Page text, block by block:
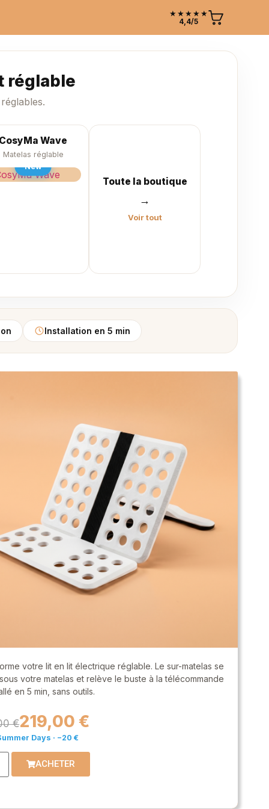
★★★★★
4,4/5
réglable
Wave
Matelas réglable
New
Toute la boutique
→
Voir tout
Installation en 5 min
votre lit en lit électrique réglable. Le sur-matelas se
votre matelas et relève le buste à la télécommande
en 5 min, sans outils.
€219,00 €
Days · −20 €
ACHETER